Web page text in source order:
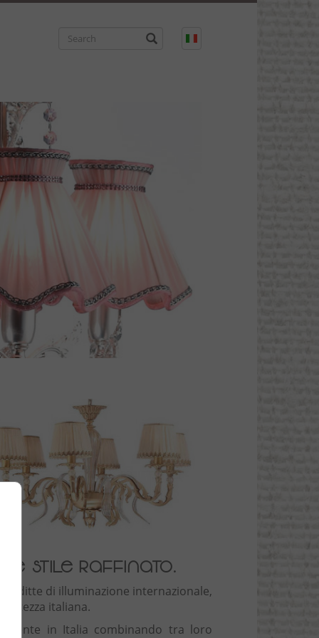
e stile raffinato.
ditte di illuminazione internazionale,
italiana.
in Italia combinando tra loro